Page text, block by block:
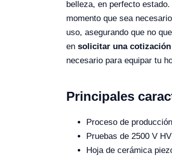
belleza, en perfecto
momento que sea
uso, asegurando que no
en solicitar una cotización
necesario para equipar tu
Principales
Proceso de
Pruebas de 2500 V
Hoja de cerámica